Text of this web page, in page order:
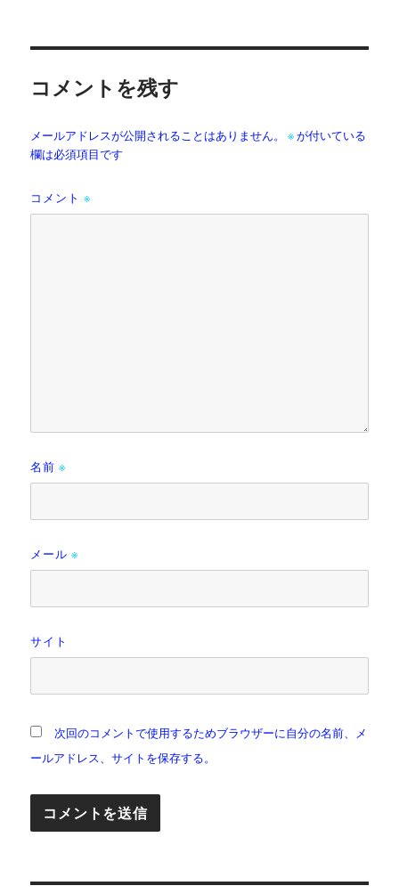
コメントを残す
メールアドレスが公開されることはありません。 ※が付いている
欄は必須項目です
コメント※
名前※
メール※
サイト
次回のコメントで使用するためブラウザーに自分の名前、メ
ールアドレス、サイトを保存する。